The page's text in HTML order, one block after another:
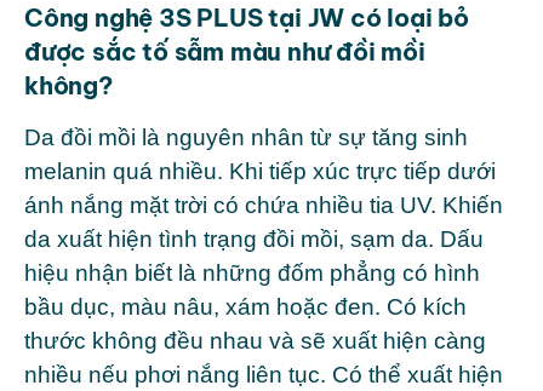
Công nghệ 3S PLUS tại JW có loại bỏ
được sắc tố sẫm màu như đồi mồi
không?
Da đồi mồi là nguyên nhân từ sự tăng sinh
melanin quá nhiều. Khi tiếp xúc trực tiếp dưới
ánh nắng mặt trời có chứa nhiều tia UV. Khiến
da xuất hiện tình trạng đồi mồi, sạm da. Dấu
hiệu nhận biết là những đốm phẳng có hình
bầu dục, màu nâu, xám hoặc đen. Có kích
thước không đều nhau và sẽ xuất hiện càng
nhiều nếu phơi nắng liên tục. Có thể xuất hiện